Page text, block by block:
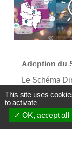
Adoption du
Le Schéma
été adopté
This site uses
to activate
OK, accept all